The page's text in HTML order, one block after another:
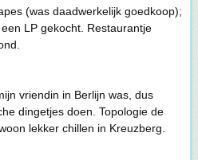
(was daadwerkelijk goedkoop);
LP gekocht. Restaurantje
vriendin in Berlijn was, dus
dingetjes doen. Topologie de
lekker chillen in Kreuzberg.